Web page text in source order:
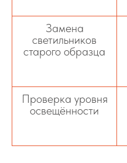
Замена
светильников
старого образца
Проверка уровня
освещённости